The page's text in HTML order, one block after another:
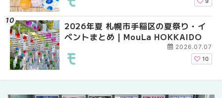
2026年夏 札幌市手稲区の夏祭り・イ
ベントまとめ | MouLa HOKKAIDO
2026.07.07
10
2026年夏 恵庭市・千
イベントまとめ |
2026年夏 札幌市豊平
ベントまとめ |